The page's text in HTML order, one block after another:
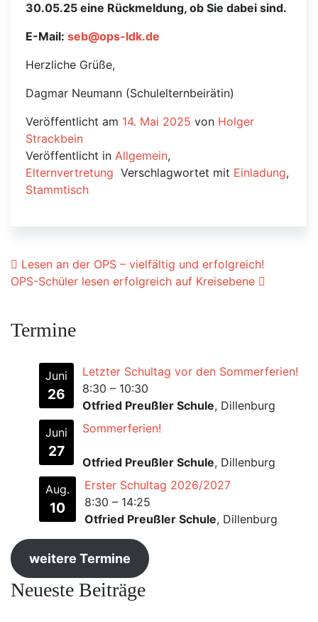
30.05.25 eine Rückmeldung, ob Sie dabei sind.
E-Mail: seb@ops-ldk.de
Herzliche Grüße,
Dagmar Neumann (Schulelternbeirätin)
Veröffentlicht am 14. Mai 2025 von Holger
Strackbein
Veröffentlicht in Allgemein,
Elternvertretung Verschlagwortet mit Einladung,
Stammtisch
Beitrags-Navigation
Lesen an der OPS – vielfältig und erfolgreich!
OPS-Schüler lesen erfolgreich auf Kreisebene
Termine
Juni
26
Letzter Schultag vor den Sommerferien!
8:30 – 10:30
Otfried Preußler Schule, Dillenburg
Juni
27
Sommerferien!
Otfried Preußler Schule, Dillenburg
Aug.
10
Erster Schultag 2026/2027
8:30 – 14:25
Otfried Preußler Schule, Dillenburg
weitere Termine
Neueste Beiträge